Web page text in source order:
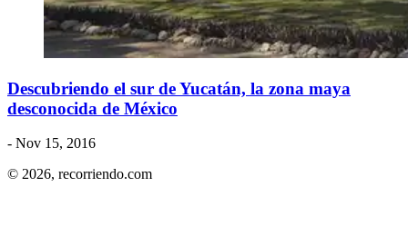
Descubriendo el sur de Yucatán, la zona maya
desconocida de México
- Nov 15, 2016
© 2026, recorriendo.com